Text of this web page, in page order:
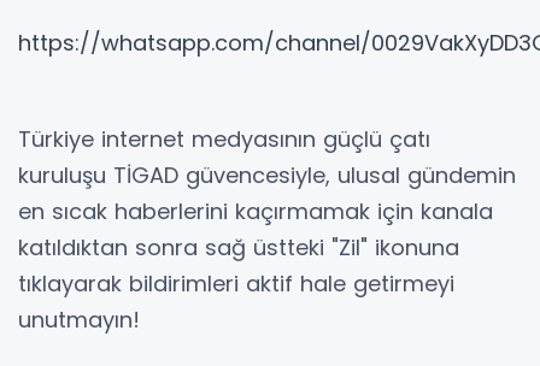
https://whatsapp.com/channel/
​Türkiye internet medyasının güçlü çatı
kuruluşu TİGAD güvencesiyle, ulusal gündemin
en sıcak haberlerini kaçırmamak için kanala
katıldıktan sonra sağ üstteki "Zil" ikonuna
tıklayarak bildirimleri aktif hale getirmeyi
unutmayın!